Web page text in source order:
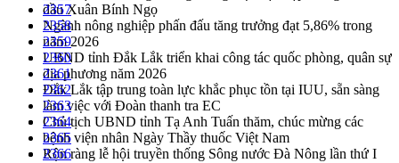
đầu Xuân Bính Ngọ
Ngành nông nghiệp phấn đấu tăng trưởng đạt 5,86% trong
năm 2026
UBND tỉnh Đắk Lắk triển khai công tác quốc phòng, quân sự
địa phương năm 2026
Đắk Lắk tập trung toàn lực khắc phục tồn tại IUU, sẵn sàng
làm việc với Đoàn thanh tra EC
Chủ tịch UBND tỉnh Tạ Anh Tuấn thăm, chúc mừng các
bệnh viện nhân Ngày Thầy thuốc Việt Nam
Rộn ràng lễ hội truyền thống Sông nước Đà Nông lần thứ I
2357
2358
2359
2360
2361
2362
2363
2364
2365
2366